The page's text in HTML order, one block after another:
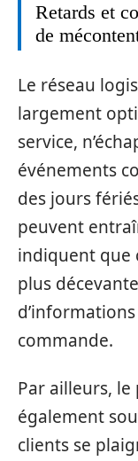
Retards et
de
Le réseau
largement
service,
événements
des jours
peuvent
indiquent que
plus
commande.
Par ailleurs,
également
clients se